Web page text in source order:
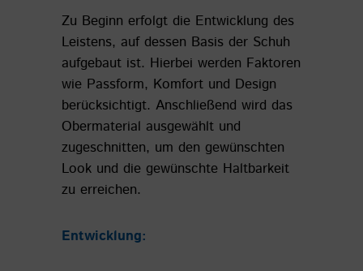
Zu Beginn erfolgt die Entwicklung des
Leistens, auf dessen Basis der Schuh
aufgebaut ist. Hierbei werden Faktoren
wie Passform, Komfort und Design
berücksichtigt. Anschließend wird das
Obermaterial ausgewählt und
zugeschnitten, um den gewünschten
Look und die gewünschte Haltbarkeit
zu erreichen.
Entwicklung: